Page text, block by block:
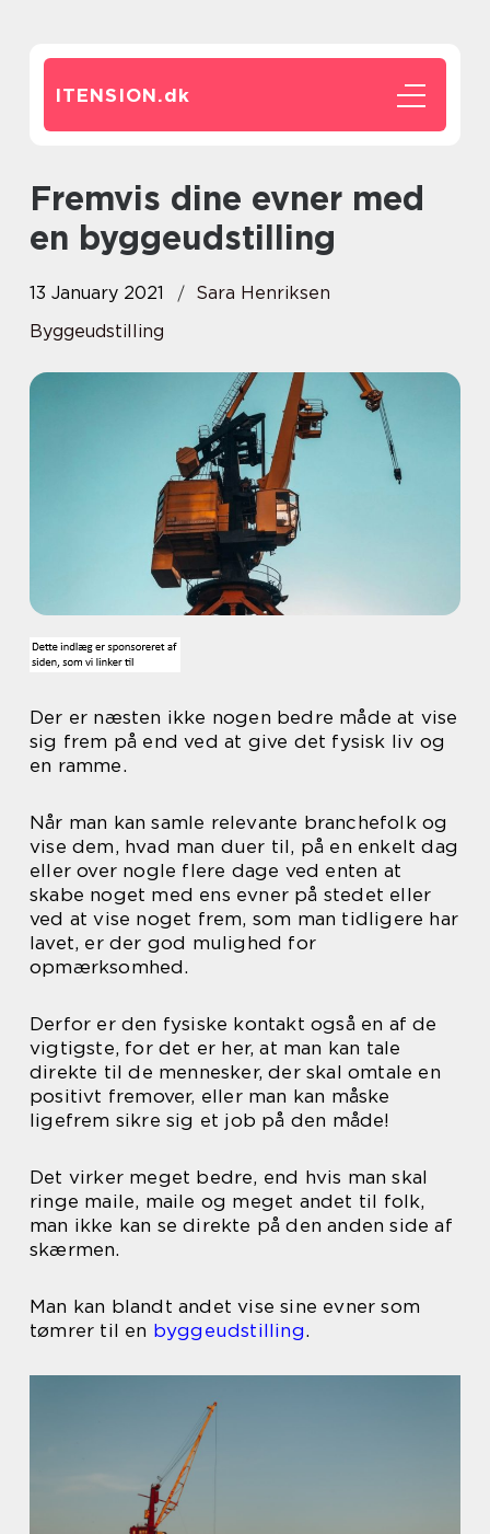
ITENSION.dk
Fremvis dine evner med
en byggeudstilling
13 January 2021
Sara Henriksen
Byggeudstilling
Der er næsten ikke nogen bedre måde at vise
sig frem på end ved at give det fysisk liv og
en ramme.
Når man kan samle relevante branchefolk og
vise dem, hvad man duer til, på en enkelt dag
eller over nogle flere dage ved enten at
skabe noget med ens evner på stedet eller
ved at vise noget frem, som man tidligere har
lavet, er der god mulighed for
opmærksomhed.
Derfor er den fysiske kontakt også en af de
vigtigste, for det er her, at man kan tale
direkte til de mennesker, der skal omtale en
positivt fremover, eller man kan måske
ligefrem sikre sig et job på den måde!
Det virker meget bedre, end hvis man skal
ringe maile, maile og meget andet til folk,
man ikke kan se direkte på den anden side af
skærmen.
Man kan blandt andet vise sine evner som
tømrer til en byggeudstilling.